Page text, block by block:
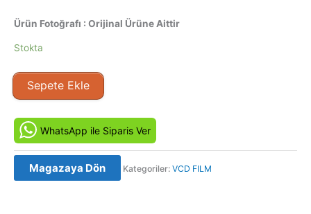
Ürün Fotoğrafı : Orijinal Ürüne Aittir
Stokta
Kurtlar
Vadisi
15-
16
(2003)
Orijinal
Sepete Ekle
WhatsApp ile Siparis Ver
Magazaya Dön Kategoriler: VCD FILM